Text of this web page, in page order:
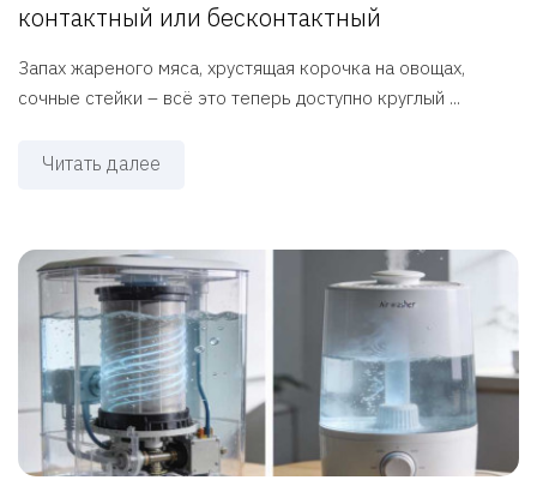
контактный или бесконтактный
Запах жареного мяса, хрустящая корочка на овощах,
сочные стейки – всё это теперь доступно круглый ...
Читать далее